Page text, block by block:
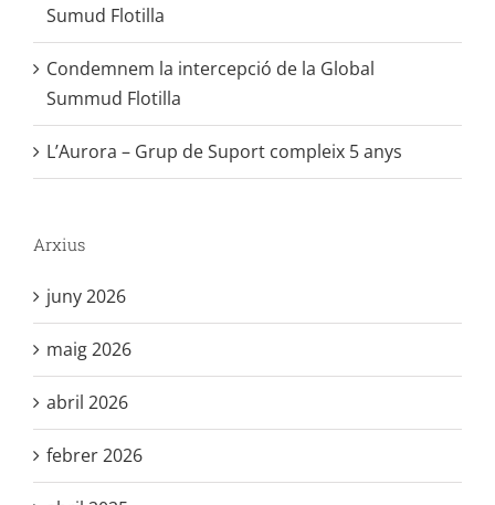
Sumud Flotilla
Condemnem la intercepció de la Global
Summud Flotilla
L’Aurora – Grup de Suport compleix 5 anys
Arxius
juny 2026
maig 2026
abril 2026
febrer 2026